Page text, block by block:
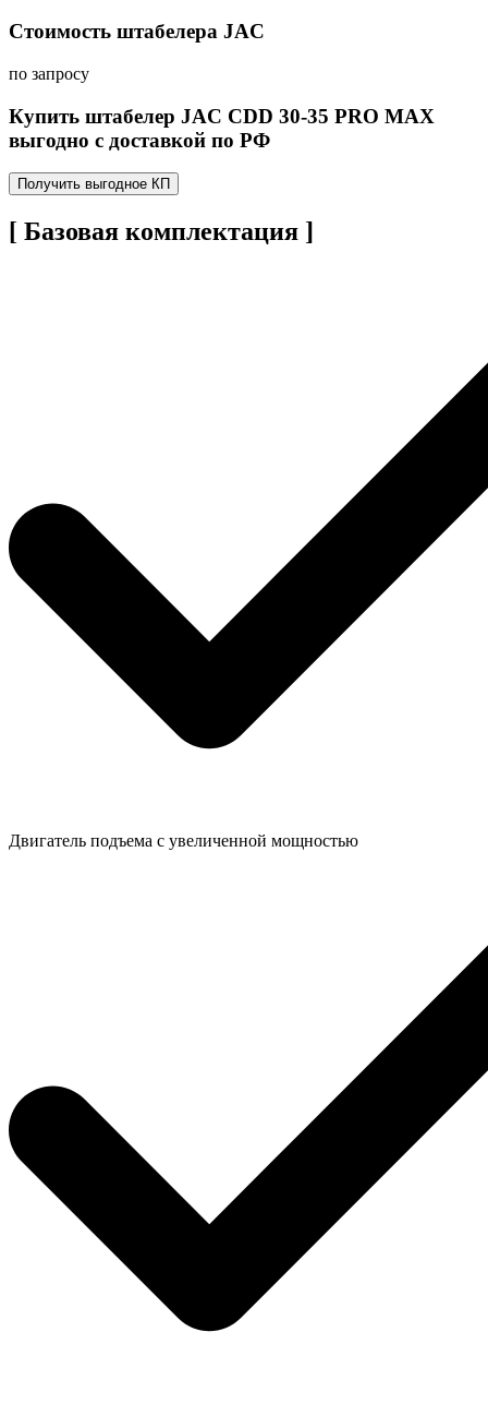
Стоимость штабелера JAC
по запросу
Купить штабелер JAC CDD 30-35 PRO MAX
выгодно с доставкой по РФ
Получить выгодное КП
[ Базовая комплектация ]
Двигатель подъема с увеличенной мощностью